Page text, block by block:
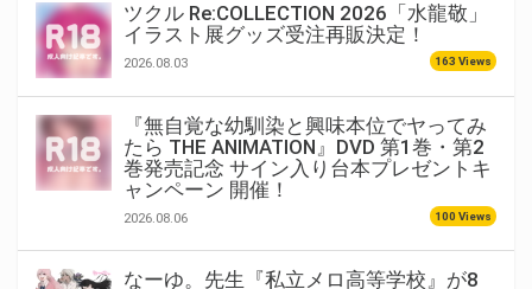
ツクル Re:COLLECTION 2026「水龍敬」
イラスト展グッズ受注再販決定！
2026.08.03 163 Views
『無自覚な幼馴染と興味本位でヤってみ
たら THE ANIMATION』DVD 第1巻・第2
巻発売記念 サイン入り台本プレゼントキ
ャンペーン 開催！
2026.08.06 100 Views
なーゆ。先生『私立メロ高等学校』が8